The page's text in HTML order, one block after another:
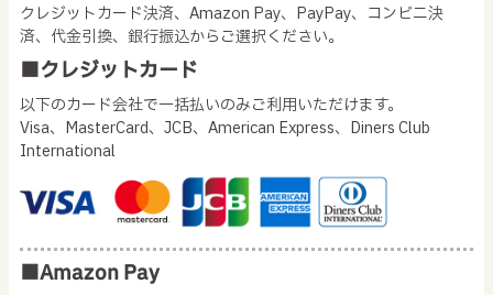
クレジットカード決済、Amazon Pay、PayPay、コンビニ決
済、代金引換、銀行振込からご選択ください。
■クレジットカード
以下のカード会社で一括払いのみご利用いただけます。
Visa、MasterCard、JCB、American Express、Diners Club
International
■Amazon Pay